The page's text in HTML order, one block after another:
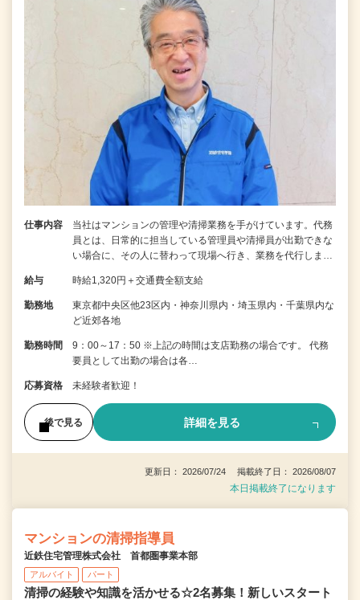
仕事内容
当社はマンションの管理や清掃業務を手がけています。代務
員とは、日常的に担当している管理員や清掃員が出勤できな
い場合に、その人に替わって現場へ行き、業務を代行しま…
給与 時給1,320円＋交通費全額支給
勤務地
東京都中央区他23区内・神奈川県内・埼玉県内・千葉県内な
ど近郊各地
勤務時間
9：00～17：50 ※上記の時間は支店勤務の場合です。 代務
要員として出勤の場合は各…
応募資格 未経験者歓迎！
後で見る 詳細を見る
更新日： 2026/07/24 掲載終了日： 2026/08/07
本日掲載終了になります
マンションの清掃指導員
近鉄住宅管理株式会社 首都圏事業本部
アルバイト パート
清掃の経験や知識を活かせる☆2名募集！新しいスタート